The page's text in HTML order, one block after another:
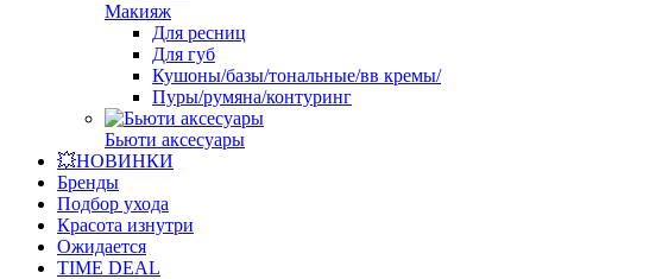
Макияж
Для ресниц
Для губ
Кушоны/базы/тональные/вв кремы/
Пуры/румяна/контуринг
Бьюти аксесуары
💥НОВИНКИ
Бренды
Подбор ухода
Красота изнутри
Ожидается
TIME DEAL